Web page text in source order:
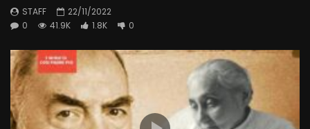
STAFF
22/11/2022
0
41.9K 1.8K 0